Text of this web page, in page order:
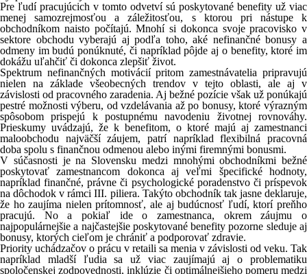
Pre ľudí pracujúcich v tomto odvetví sú poskytované benefity už viac
menej samozrejmosťou a záležitosťou, s ktorou pri nástupe k
obchodníkom naisto počítajú. Mnohí si dokonca svoje pracovisko v
sektore obchodu vyberajú aj podľa toho, aké nefinančné bonusy a
odmeny im budú ponúknuté, či napríklad pôjde aj o benefity, ktoré im
dokážu uľahčiť či dokonca zlepšiť život.
Spektrum nefinančných motivácií pritom zamestnávatelia pripravujú
nielen na základe všeobecných trendov v tejto oblasti, ale aj v
závislosti od pracovného zaradenia. Aj bežné pozície však už ponúkajú
pestré možnosti výberu, od vzdelávania až po bonusy, ktoré výrazným
spôsobom prispejú k postupnému navodeniu životnej rovnováhy.
Prieskumy uvádzajú, že k benefitom, o ktoré majú aj zamestnanci
maloobchodu najväčší záujem, patrí napríklad flexibilná pracovná
doba spolu s finančnou odmenou alebo inými firemnými bonusmi.
V súčasnosti je na Slovensku medzi mnohými obchodníkmi bežné
poskytovať zamestnancom dokonca aj veľmi špecifické hodnoty,
napríklad finančné, právne či psychologické poradenstvo či príspevok
na dôchodok v rámci III. piliera. Takýto obchodník tak jasne deklaruje,
že ho zaujíma nielen prítomnosť, ale aj budúcnosť ľudí, ktorí preňho
pracujú. No a pokiaľ ide o zamestnanca, okrem záujmu o
najpopulárnejšie a najčastejšie poskytované benefity pozorne sleduje aj
bonusy, ktorých cieľom je chrániť a podporovať zdravie.
Priority uchádzačov o prácu v retaili sa menia v závislosti od veku. Tak
napríklad mladší ľudia sa už viac zaujímajú aj o problematiku
spoločenskej zodpovednosti, inklúzie či optimálnejšieho pomeru medzi